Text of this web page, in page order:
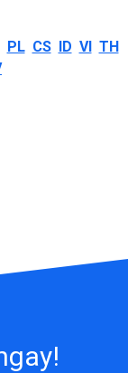
PL CS ID VI TH